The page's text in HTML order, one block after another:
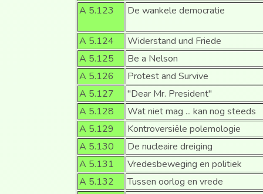
A 5.123
De wankele democratie
A 5.124
Widerstand und Friede
A 5.125
Be a Nelson
A 5.126
Protest and Survive
A 5.127
"Dear Mr. President"
A 5.128
Wat niet mag ... kan nog steeds
A 5.129
Kontroversiële polemologie
A 5.130
De nucleaire dreiging
A 5.131
Vredesbeweging en politiek
A 5.132
Tussen oorlog en vrede